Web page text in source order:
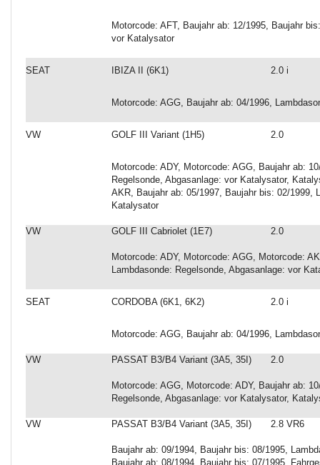
Motorcode: AFT, Baujahr ab: 12/1995, Baujahr
vor Katalysator
SEAT IBIZA II (6K1) 2.0 i
Motorcode: AGG, Baujahr ab: 04/1996,
VW GOLF III Variant (1H5) 2.0
Motorcode: ADY, Motorcode: AGG, Baujahr ab:
Regelsonde, Abgasanlage: vor Katalysator,
AKR, Baujahr ab: 05/1997, Baujahr bis: 02/1999,
Katalysator
VW GOLF III Cabriolet (1E7) 2.0
Motorcode: ADY, Motorcode: AGG, Motorcode:
Lambdasonde: Regelsonde, Abgasanlage: vor
SEAT CORDOBA (6K1, 6K2) 2.0 i
Motorcode: AGG, Baujahr ab: 04/1996,
VW PASSAT B3/B4 Variant (3A5, 35I) 2.0
Motorcode: AGG, Motorcode: ADY, Baujahr ab:
Regelsonde, Abgasanlage: vor Katalysator,
VW PASSAT B3/B4 Variant (3A5, 35I) 2.8 VR6
Baujahr ab: 09/1994, Baujahr bis: 08/1995,
Baujahr ab: 08/1994, Baujahr bis: 07/1995,